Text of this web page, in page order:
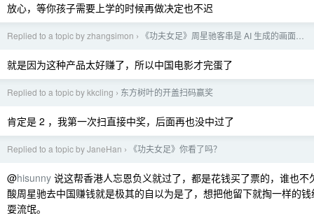
放心，等你孩子需要上学的时候再做决定也不迟
Replied to a topic by zhangsimon › 《功夫女足》周星驰客串是 AI 生成的画面…
就是因为这种产品太好赚了，所以中国电影才完蛋了
Replied to a topic by kkcling › 东方树叶的开盖扫码赢奖
肯定是 2 ，我第一次扫直接中奖，后面再也没中过了
Replied to a topic by JaneHan › 《功夫女足》你看了吗？
@hisunny 说这帮香港人忘恩负义就过了，都是花钱买了票的，谁也不
酸周星驰去中国赚钱就是极其的自以为是了，想把他留下就掏一样的
耍流氓。